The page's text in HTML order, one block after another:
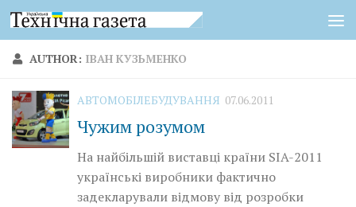
Skip to content
AUTHOR: IВАН КУЗЬМЕНКО
АВТОМОБІЛЕБУДУВАННЯ 07.06.2011
Чужим розумом
На найбільшій виставці країни SIA-2011
українські виробники фактично
задекларували відмову від розробки